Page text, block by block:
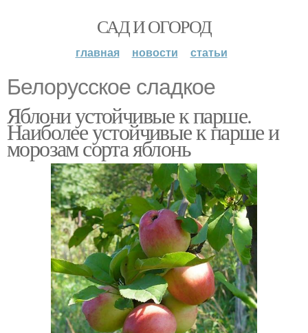
САД И ОГОРОД
главная новости статьи
Белорусское сладкое
Яблони устойчивые к парше.
Наиболее устойчивые к парше и
морозам сорта яблонь